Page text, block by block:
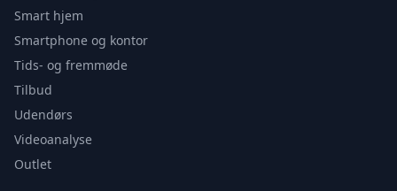
Smart hjem
Smartphone og kontor
Tids- og fremmøde
Tilbud
Udendørs
Videoanalyse
Outlet